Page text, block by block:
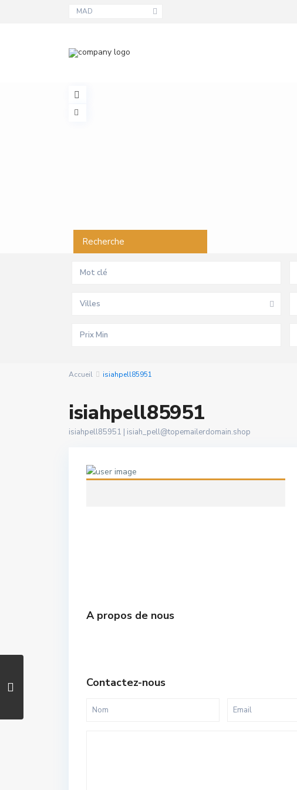
MAD
Recherche
Villes
Accueil isiahpell85951
isiahpell85951
isiahpell85951 | isiah_pell@topemailerdomain.shop
A propos de nous
Contactez-nous